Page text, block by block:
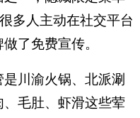
多人主动在社交平台
了免费宣传。
川渝火锅、北派涮
毛肚、虾滑这些荤